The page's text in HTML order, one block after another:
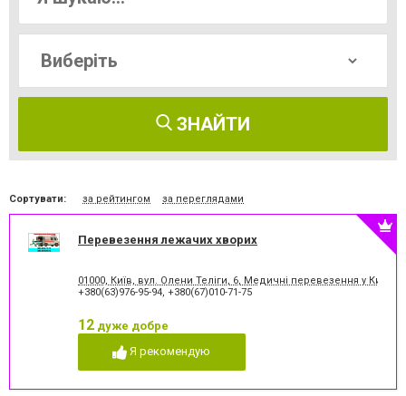
ЗНАЙТИ
Сортувати: за рейтингом за переглядами
Перевезення лежачих хворих
01000, Київ, вул. Олени Теліги, 6, Медичні перевезення у Києві
+380(63)976-95-94, +380(67)010-71-75
12 дуже добре
Я рекомендую